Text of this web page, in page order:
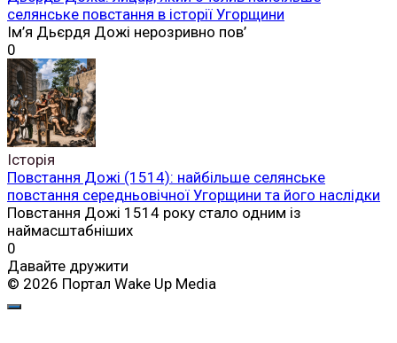
селянське повстання в історії Угорщини
Ім’я Дьєрдя Дожі нерозривно пов’
0
Історія
Повстання Дожі (1514): найбільше селянське
повстання середньовічної Угорщини та його наслідки
Повстання Дожі 1514 року стало одним із
наймасштабніших
0
Давайте дружити
© 2026 Портал Wake Up Media